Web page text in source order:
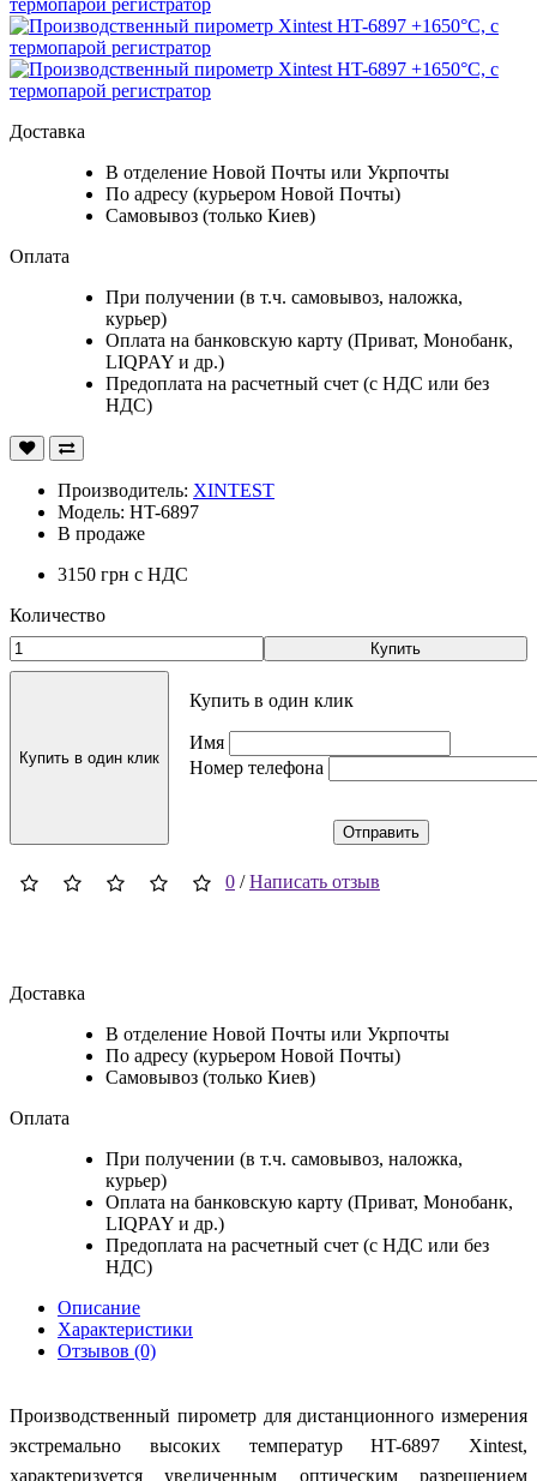
Доставка
В отделение Новой Почты или Укрпочты
По адресу (курьером Новой Почты)
Самовывоз (только Киев)
Оплата
При получении (в т.ч. самовывоз, наложка,
курьер)
Оплата на банковскую карту (Приват, Монобанк,
LIQPAY и др.)
Предоплата на расчетный счет (с НДС или без
НДС)
Производитель: XINTEST
Модель: HT-6897
В продаже
3150 грн с НДС
Количество
Купить
Купить в один клик
Купить в один клик
Имя
Номер телефона
Отправить
0 /Написать отзыв
Доставка
В отделение Новой Почты или Укрпочты
По адресу (курьером Новой Почты)
Самовывоз (только Киев)
Оплата
При получении (в т.ч. самовывоз, наложка,
курьер)
Оплата на банковскую карту (Приват, Монобанк,
LIQPAY и др.)
Предоплата на расчетный счет (с НДС или без
НДС)
Описание
Характеристики
Отзывов (0)
Производственный пирометр для дистанционного измерения
экстремально высоких температур HT-6897 Xintest,
характеризуется увеличенным оптическим разрешением